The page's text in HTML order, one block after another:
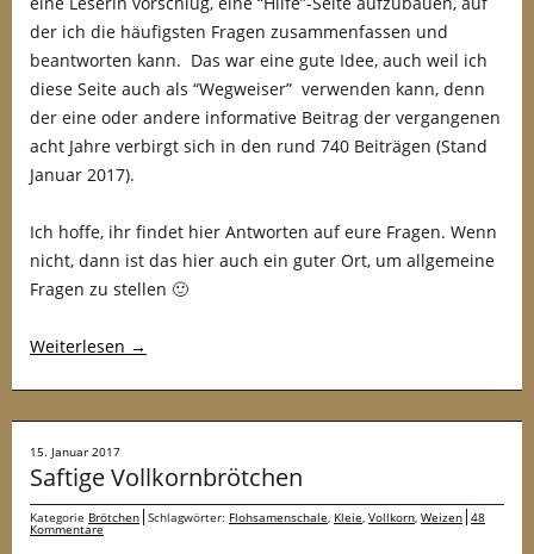
der ich die häufigsten Fragen zusammenfassen und
beantworten kann. Das war eine gute Idee, auch weil ich
diese Seite auch als “Wegweiser” verwenden kann, denn
der eine oder andere informative Beitrag der vergangenen
acht Jahre verbirgt sich in den rund 740 Beiträgen (Stand
Januar 2017).
Ich hoffe, ihr findet hier Antworten auf eure Fragen. Wenn
nicht, dann ist das hier auch ein guter Ort, um allgemeine
Fragen zu stellen 🙂
Weiterlesen →
15. Januar 2017
Saftige Vollkornbrötchen
Kategorie Brötchen Schlagwörter: Flohsamenschale, Kleie, Vollkorn, Weizen 48
Kommentare